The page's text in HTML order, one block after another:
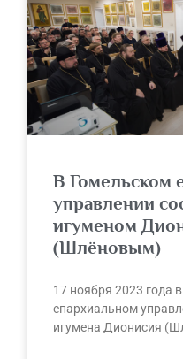
В Гомельском
управлении
игуменом
(Шлёновым)
17 ноября 2023 года
епархиальном
игумена Дионисия